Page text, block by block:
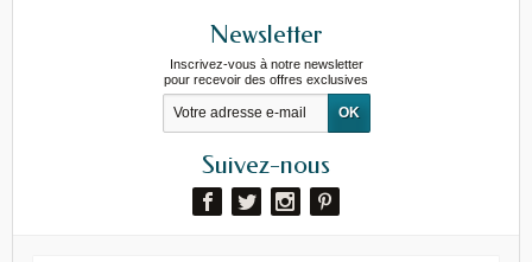
Newsletter
Inscrivez-vous à notre newsletter
pour recevoir des offres exclusives
Suivez-nous